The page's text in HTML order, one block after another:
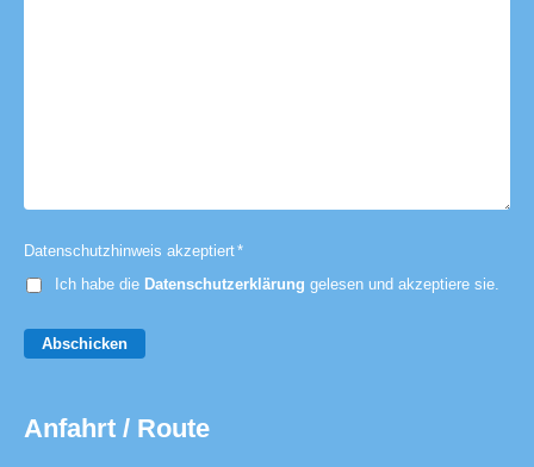
Datenschutzhinweis akzeptiert*
Ich habe die Datenschutzerklärung gelesen und akzeptiere sie.
Abschicken
Anfahrt / Route